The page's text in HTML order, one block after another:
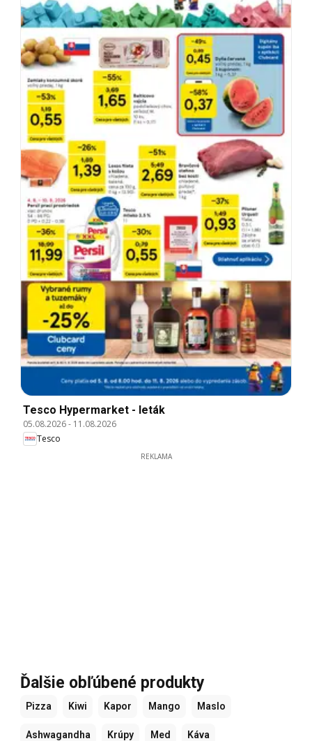
Tesco Hypermarket - leták
05.08.2026- 11.08.2026
Tesco
REKLAMA
Ďalšie obľúbené produkty
Pizza Kiwi Kapor Mango Maslo
Ashwagandha Krúpy Med Káva